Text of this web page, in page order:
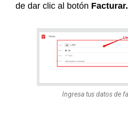
de dar clic al botón Facturar.
Ingresa tus datos de